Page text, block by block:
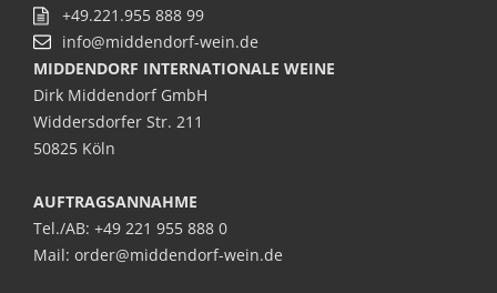
+49.221.955 888 99
info@middendorf-wein.de
MIDDENDORF INTERNATIONALE WEINE
Dirk Middendorf GmbH
Widdersdorfer Str. 211
50825 Köln
AUFTRAGSANNAHME
Tel./AB: +49 221 955 888 0
Mail: order@middendorf-wein.de